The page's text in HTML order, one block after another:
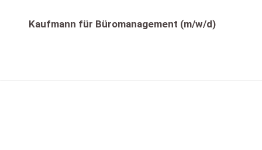
Kaufmann für Büromanagement (m/w/d)